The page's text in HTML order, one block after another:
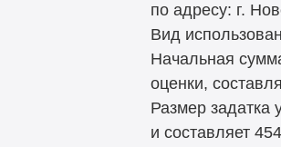
по адресу: г.
Вид
Начальная
оценки,
Размер задатка
и составляет